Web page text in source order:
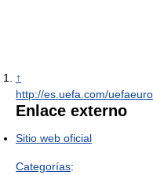
↑
http://es.uefa.com/
Enlace externo
Sitio web oficial
Categorías: